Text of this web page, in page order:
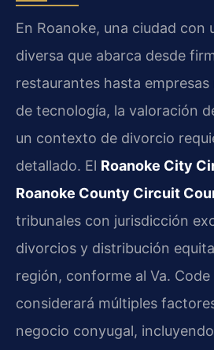
En Roanoke, una ciudad con
diversa que abarca desde
restaurantes hasta
de tecnología, la valoración
un contexto de divorcio
detallado. El Roanoke City
Roanoke County Circuit
tribunales con jurisdicción
divorcios y distribución
región, conforme al Va.
considerará múltiples
negocio conyugal,